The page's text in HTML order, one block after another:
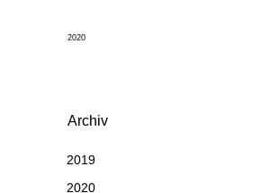
2020
Archiv
2019
2020